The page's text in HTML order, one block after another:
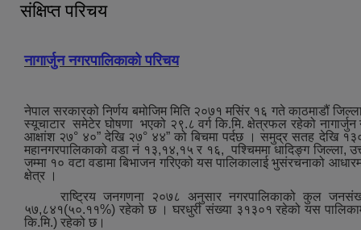
संक्षिप्त परिचय
नागार्जुन नगरपालिकाको परिचय
नेपाल सरकारको निर्णय बमोजिम मिति २०७१ मसिंर १६ गते काठमाडौं
स्यूचाटार समेटेर घोषणा भएको २९.८ वर्ग कि.मि. क्षेत्रफल रहेको
आक्षांश २७° ४०” देखि २७° ४४” को बिचमा पर्दछ । समुद्र सतह देखि
महानगरपालिकाको वडा नं १३,१४,१५ र १६, पश्‍चिममा धादिङ्ग जिल्ला,
जम्मा १० वटा वडामा बिभाजन गरिएको यस पालिकालाई भुसंरचनाको
क्षेत्र ।
राष्ट्रिय जनगणना २०७८ अनुसार नगरपालिकाको कुल
५७,८४१(५०.११%) रहेको छ । घरधुरी संख्या ३१३०१ रहेको यस
कि.मि.) रहेको छ।